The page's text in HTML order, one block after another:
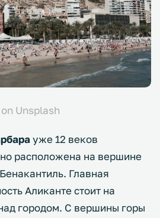
Unsplash
уже 12 веков
расположена на вершине
Главная
Аликанте стоит на
городом. С вершины горы